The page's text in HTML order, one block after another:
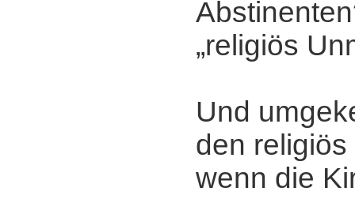
„religiös
Und
den
wenn die